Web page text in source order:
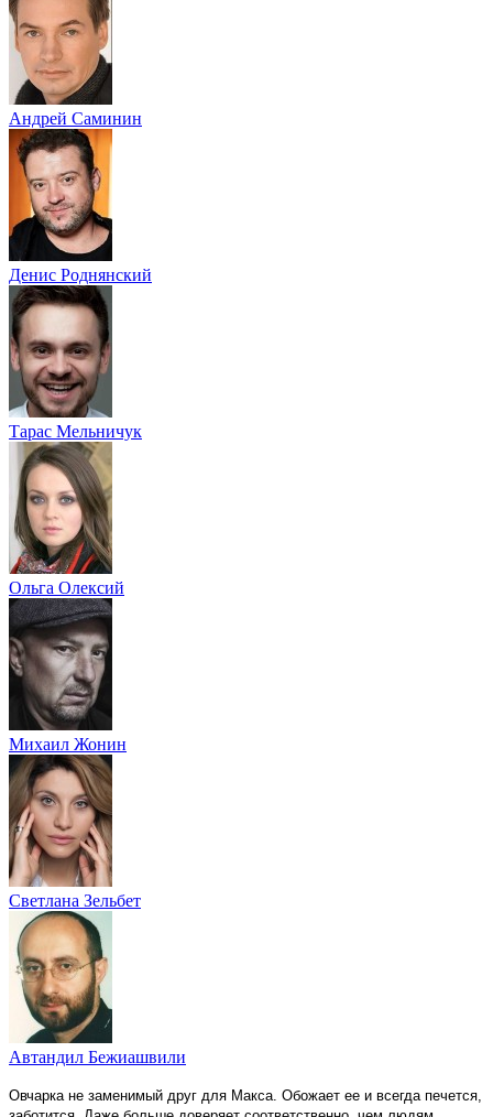
Андрей Саминин
Денис Роднянский
Тарас Мельничук
Ольга Олексий
Михаил Жонин
Светлана Зельбет
Автандил Бежиашвили
Овчарка не заменимый друг для Макса. Обожает ее и всегда печется,